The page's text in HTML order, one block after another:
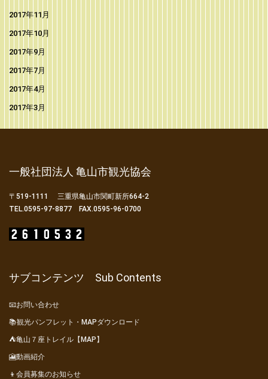
2017年11月
2017年10月
2017年9月
2017年7月
2017年4月
2017年3月
一般社団法人 亀山市観光協会
〒519-1111 三重県亀山市関町新所664-2
TEL.0595-97-8877 FAX.0595-96-0700
サブコンテンツ Sub Contents
📧お問い合わせ
📚観光パンフレット・MAPダウンロード
⛺亀山７座トレイル【MAP】
🎦動画紹介
👦会員募集のお知らせ